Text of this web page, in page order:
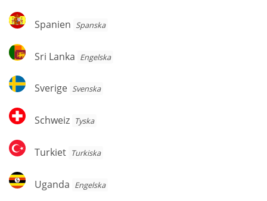
Spanien
Spanien Spanska
Sri
Lanka
Sri Lanka Engelska
Sverige
Sverige Svenska
Schweiz
Schweiz Tyska
Turkiet
Turkiet Turkiska
Uganda
Uganda Engelska